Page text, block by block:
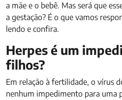
a mãe e o bebê. Mas será que
a gestação? É o que vamos
lendo e confira.
Herpes é um
filhos?
Em relação à fertilidade, o vírus
nenhum impedimento para uma